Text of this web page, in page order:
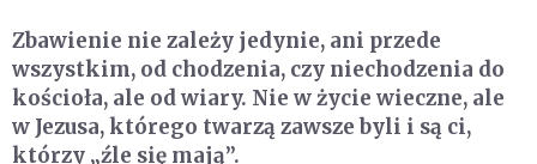
Zbawienie nie zależy jedynie, ani przede
wszystkim, od chodzenia, czy niechodzenia do
kościoła, ale od wiary. Nie w życie wieczne, ale
w Jezusa, którego twarzą zawsze byli i są ci,
którzy „źle się mają”.